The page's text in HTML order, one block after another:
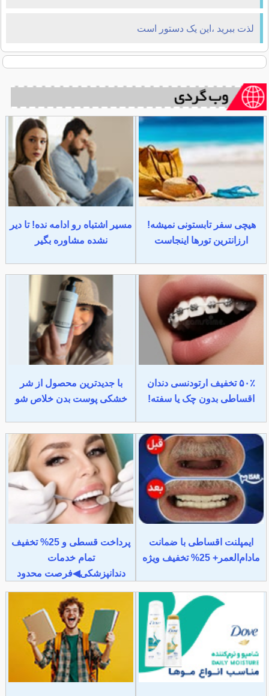
لذت ببرید ،این یک دستور است
هیچی سفر تابستونی نمیشه!
ارزانترین تورها اینجاست
مسیر اشتباه رو ادامه نده! تا دیر
نشده مشاوره بگیر
۵۰٪ تخفیف ارتودنسی دندان
اقساطی بدون چک یا سفته!
با جدیدترین محصول از شر
خشکی پوست بدن خلاص شو
ایمپلنت اقساطی با ضمانت
مادام‌العمر+ 25% تخفیف ویژه
پرداخت قسطی و 25% تخفیف
تمام خدمات
دندانپزشکی◀فرصت محدود